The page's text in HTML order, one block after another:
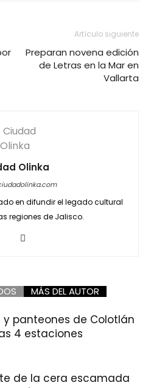
Artículo siguiente
Preparan novena edición
de Letras en la Mar en
Vallarta
Olinka
en difundir el legado cultural
regiones de Jalisco.
MÁS DEL AUTOR
y panteones de Colotlán
4 estaciones
de la cera escamada